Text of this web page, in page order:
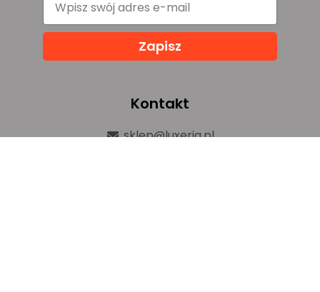
Zapisz
Kontakt
sklep@luxeria.pl